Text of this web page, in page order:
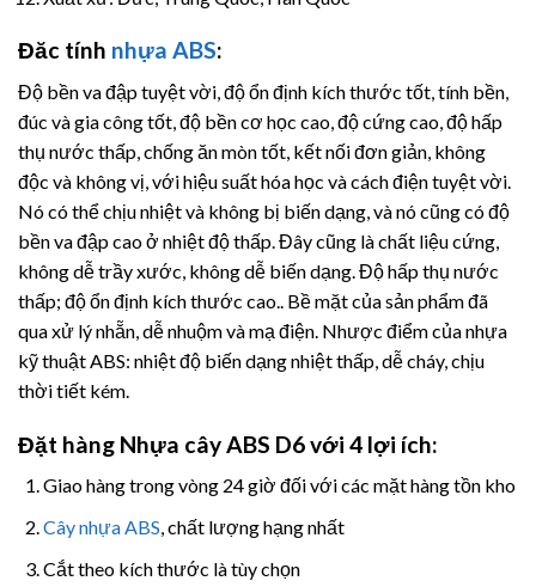
Đăc tính nhựa ABS:
Độ bền va đập tuyệt vời, độ ổn định kích thước tốt, tính bền,
đúc và gia công tốt, độ bền cơ học cao, độ cứng cao, độ hấp
thụ nước thấp, chống ăn mòn tốt, kết nối đơn giản, không
độc và không vị, với hiệu suất hóa học và cách điện tuyệt vời.
Nó có thể chịu nhiệt và không bị biến dạng, và nó cũng có độ
bền va đập cao ở nhiệt độ thấp. Đây cũng là chất liệu cứng,
không dễ trầy xước, không dễ biến dạng. Độ hấp thụ nước
thấp; độ ổn định kích thước cao.. Bề mặt của sản phẩm đã
qua xử lý nhẵn, dễ nhuộm và mạ điện. Nhược điểm của nhựa
kỹ thuật ABS: nhiệt độ biến dạng nhiệt thấp, dễ cháy, chịu
thời tiết kém.
Đặt hàng Nhựa câyABS D6 với 4 lợi ích:
Giao hàng trong vòng 24 giờ đối với các mặt hàng tồn kho
Cây nhựa ABS, chất lượng hạng nhất
Cắt theo kích thước là tùy chọn